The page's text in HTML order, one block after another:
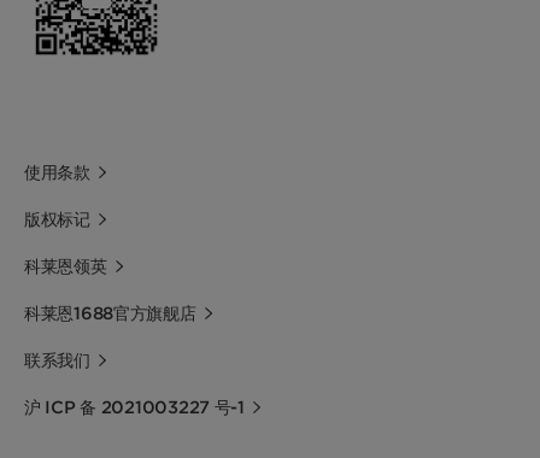
使用条款
版权标记
科莱恩领英
科莱恩1688官方旗舰店
联系我们
沪 ICP 备 2021003227 号-1